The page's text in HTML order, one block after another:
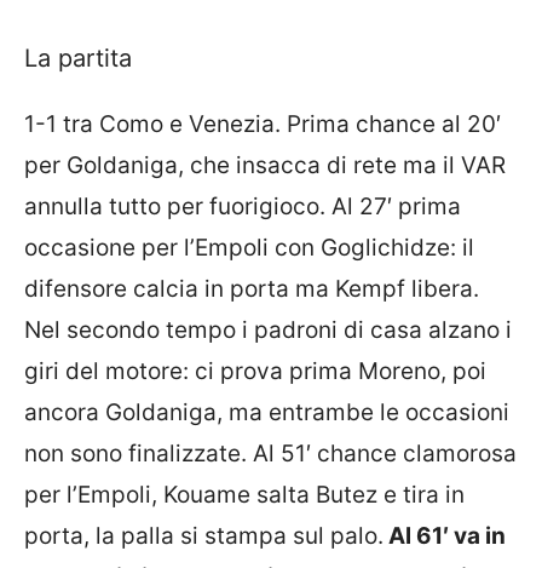
La partita
1-1 tra Como e Venezia. Prima chance al 20′
per Goldaniga, che insacca di rete ma il VAR
annulla tutto per fuorigioco. Al 27′ prima
occasione per l’Empoli con Goglichidze: il
difensore calcia in porta ma Kempf libera.
Nel secondo tempo i padroni di casa alzano i
giri del motore: ci prova prima Moreno, poi
ancora Goldaniga, ma entrambe le occasioni
non sono finalizzate. Al 51′ chance clamorosa
per l’Empoli, Kouame salta Butez e tira in
porta, la palla si stampa sul palo. Al 61′ va in